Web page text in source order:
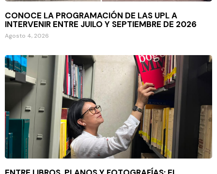
CONOCE LA PROGRAMACIÓN DE LAS UPL A
INTERVENIR ENTRE JUILO Y SEPTIEMBRE DE 2026
Agosto 4, 2026